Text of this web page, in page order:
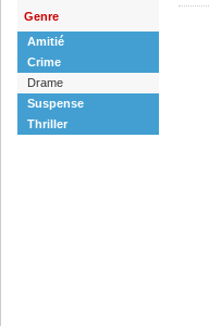
Genre
Amitié
Crime
Drame
Suspense
Thriller